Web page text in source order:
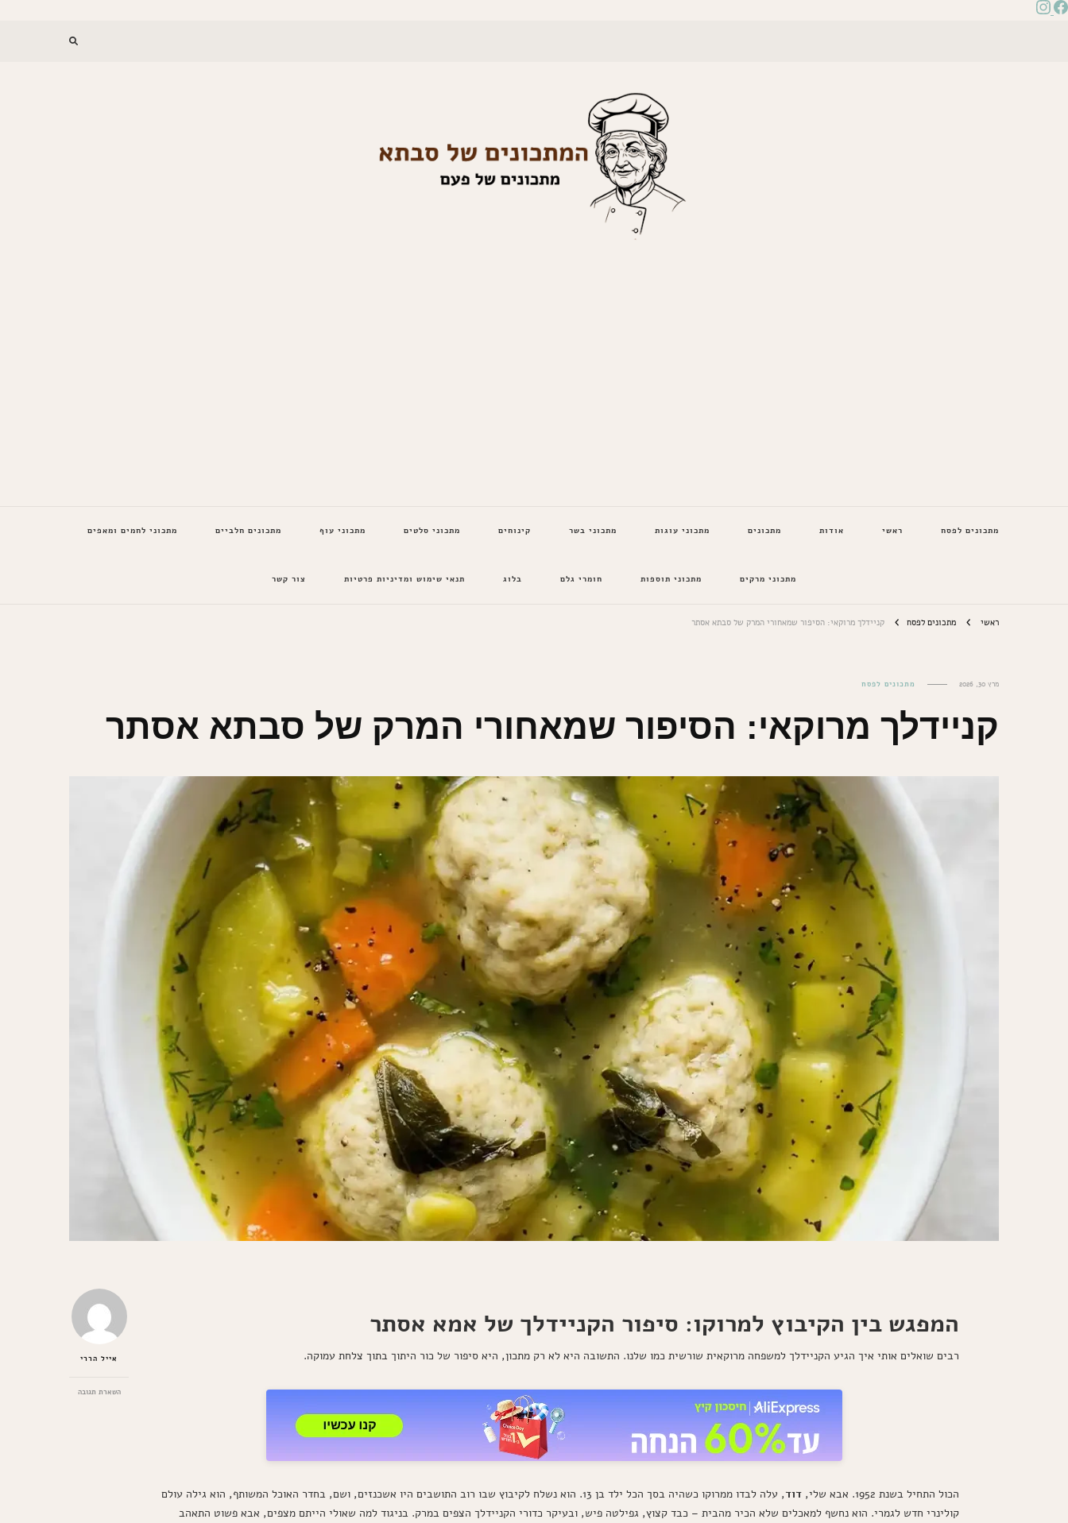
מתכונים לפסח ראשי אודות מתכונים מתכוני עוגות מתכוני בשר קינוחים מתכוני סלטים מתכוני עוף מתכונים חלביים מתכוני לחמים ומאפים
מתכוני מרקים מתכוני תוספות חומרי גלם בלוג תנאי שימוש ומדיניות פרטיות צור קשר
ראשי מתכונים לפסח קניידלך מרוקאי: הסיפור שמאחורי המרק של סבתא אסתר
מרץ 30, 2026 מתכונים לפסח
קניידלך מרוקאי: הסיפור שמאחורי המרק של סבתא אסתר
אייל הררי
השארת תגובהבנושא
המפגש בין הקיבוץ למרוקו: סיפור הקניידלך של אמא אסתר
רבים שואלים אותי איך הגיע הקניידלך למשפחה מרוקאית שורשית כמו שלנו. התשובה היא לא רק מתכון, היא סיפור של כור היתוך בתוך צלחת עמוקה.
הכול התחיל בשנת 1952. אבא שלי, דוד
, עלה לבדו ממרוקו כשהיה בסך הכל ילד בן 13. הוא נשלח לקיבוץ שבו רוב התושבים היו אשכנזים, ושם, בחדר האוכל המשותף, הוא גילה עולם
קולינרי חדש לגמרי. הוא נחשף למאכלים שלא הכיר מהבית – כבד קצוץ, גפילטה פיש, ובעיקר כדורי הקניידלך הצפים במרק. בניגוד למה שאולי הייתם מצפים, אבא פשוט התאהב